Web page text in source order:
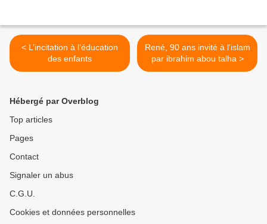
< L’incitation à l’éducation
des enfants
René, 90 ans invité à l'islam
par ibrahim abou talha >
Hébergé par Overblog
Top articles
Pages
Contact
Signaler un abus
C.G.U.
Cookies et données personnelles